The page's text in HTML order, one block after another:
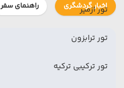
تور ازمیر
تور ترابزون
تور ترکیبی ترکیه
اخبار گردشگری راهنمای سفر